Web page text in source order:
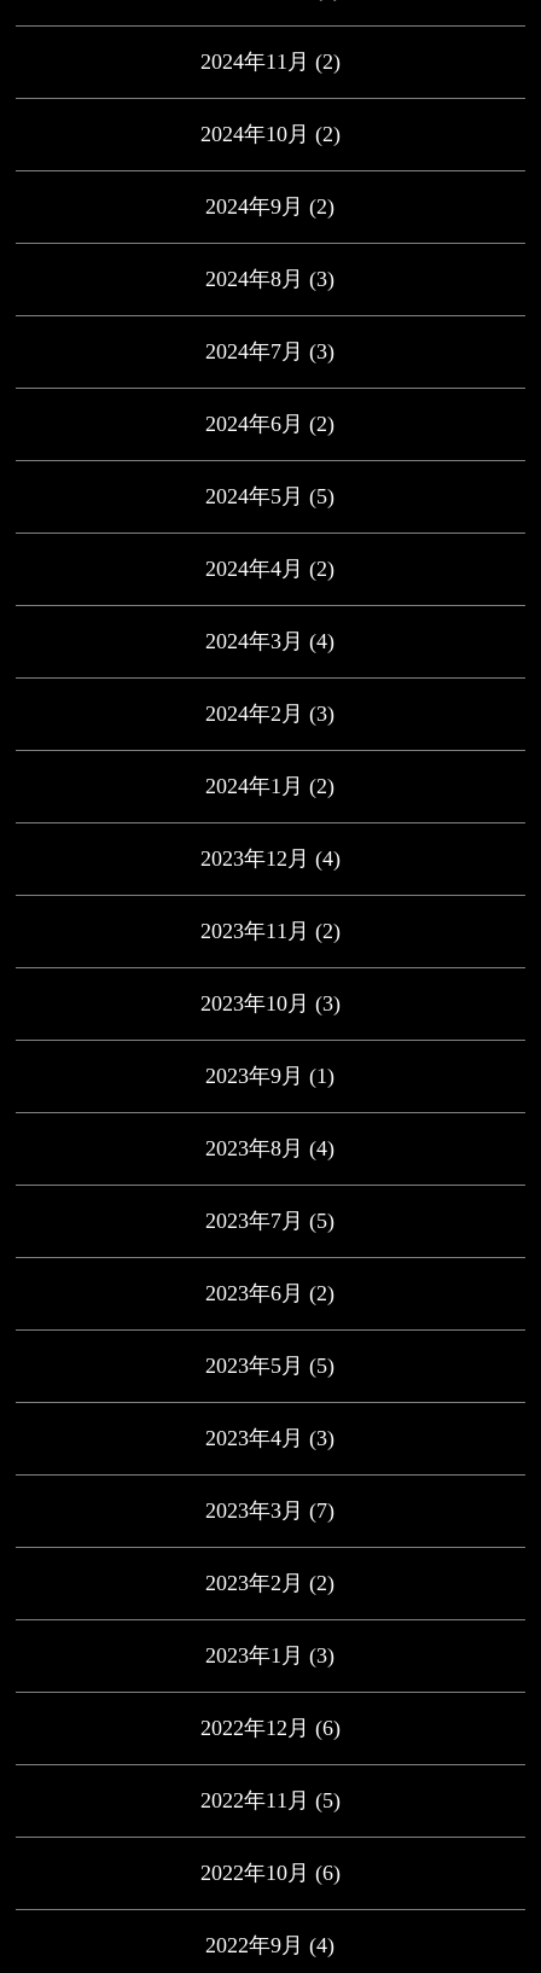
2024年11月 (2)
2024年10月 (2)
2024年9月 (2)
2024年8月 (3)
2024年7月 (3)
2024年6月 (2)
2024年5月 (5)
2024年4月 (2)
2024年3月 (4)
2024年2月 (3)
2024年1月 (2)
2023年12月 (4)
2023年11月 (2)
2023年10月 (3)
2023年9月 (1)
2023年8月 (4)
2023年7月 (5)
2023年6月 (2)
2023年5月 (5)
2023年4月 (3)
2023年3月 (7)
2023年2月 (2)
2023年1月 (3)
2022年12月 (6)
2022年11月 (5)
2022年10月 (6)
2022年9月 (4)